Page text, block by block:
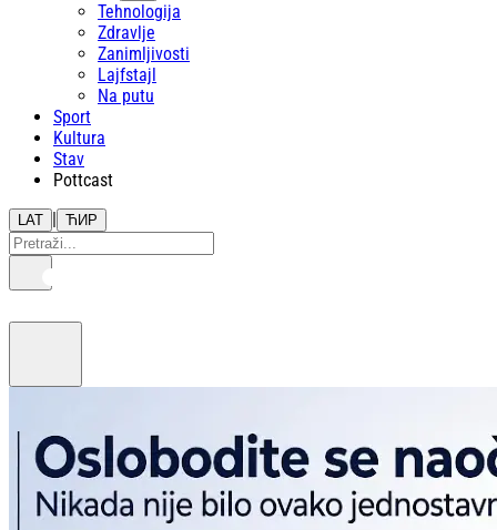
Tehnologija
Zdravlje
Zanimljivosti
Lajfstajl
Na putu
Sport
Kultura
Stav
Pottcast
LAT | ЋИР